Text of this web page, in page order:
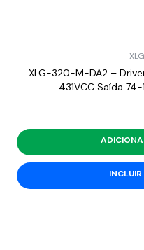
XLG-320-M-DA2 –
431VCC Saída